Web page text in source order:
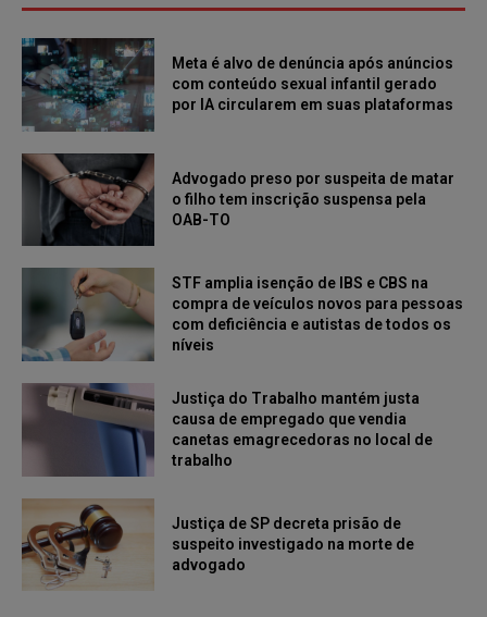
Meta é alvo de denúncia após anúncios
com conteúdo sexual infantil gerado
por IA circularem em suas plataformas
Advogado preso por suspeita de matar
o filho tem inscrição suspensa pela
OAB-TO
STF amplia isenção de IBS e CBS na
compra de veículos novos para pessoas
com deficiência e autistas de todos os
níveis
Justiça do Trabalho mantém justa
causa de empregado que vendia
canetas emagrecedoras no local de
trabalho
Justiça de SP decreta prisão de
suspeito investigado na morte de
advogado